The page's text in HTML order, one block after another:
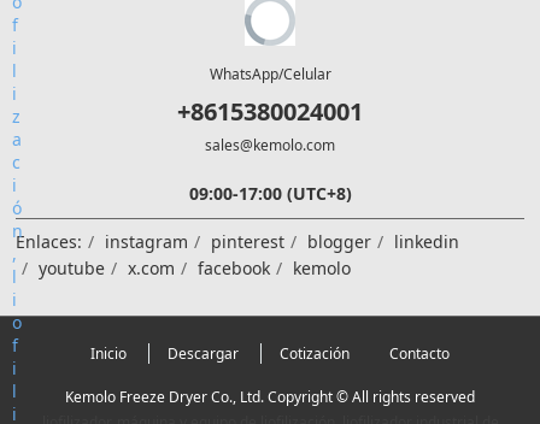
WhatsApp/Celular
+8615380024001
sales@kemolo.com
09:00-17:00 (UTC+8)
Enlaces: instagram pinterest blogger
linkedin
youtube
x.com facebook kemolo
Inicio Descargar Cotización Contacto
Kemolo Freeze Dryer Co., Ltd. Copyright © All rights reserved